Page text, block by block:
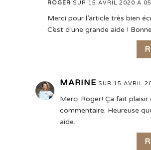
ROGER SUR 15 AVRIL 2020 À
Merci pour l’article très bien
C’est d’une grande aide !
MARINE SUR 15 AVRIL
Merci Roger! Ça fait plaisir
commentaire. Heureuse
aide.